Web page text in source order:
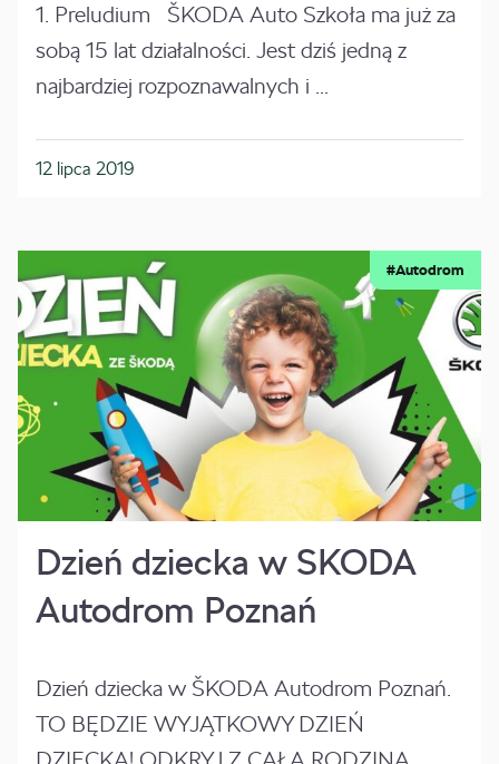
1. Preludium ŠKODA Auto Szkoła ma już za
sobą 15 lat działalności. Jest dziś jedną z
najbardziej rozpoznawalnych i ...
12 lipca 2019
Dzień dziecka w SKODA
Autodrom Poznań
Dzień dziecka w ŠKODA Autodrom Poznań.
TO BĘDZIE WYJĄTKOWY DZIEŃ
#Autodrom